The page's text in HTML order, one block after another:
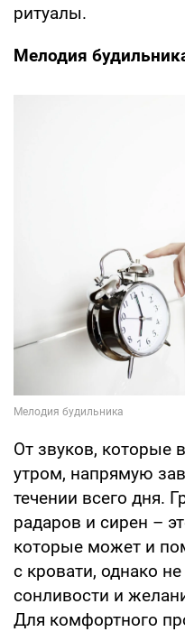
ритуалы.
Мелодия
От звуков,
утром, напрямую
течении всего дня.
радаров и сирен –
которые может и
с кровати, однако
сонливости и
Для комфортного